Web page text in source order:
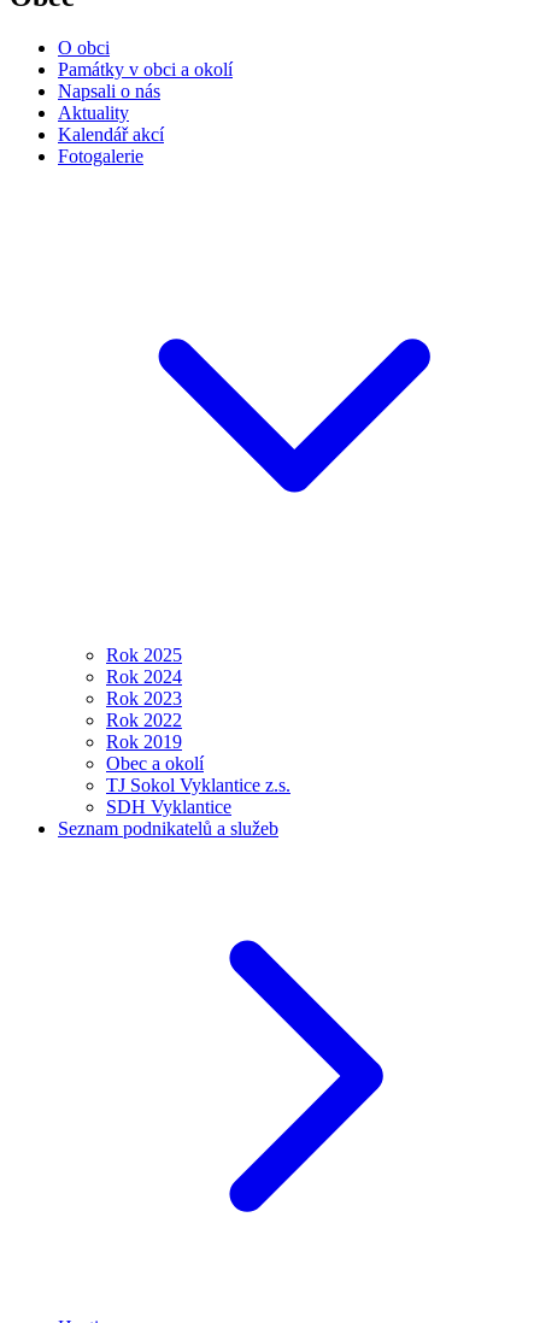
O obci
Památky v obci a okolí
Napsali o nás
Aktuality
Kalendář akcí
Fotogalerie
Rok 2025
Rok 2024
Rok 2023
Rok 2022
Rok 2019
Obec a okolí
TJ Sokol Vyklantice z.s.
SDH Vyklantice
Seznam podnikatelů a služeb